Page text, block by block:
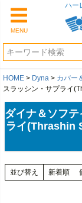
MENU
HOME Dyna カバー
スラッシン・サプライ
ダイナ＆ソフ
ライ(Thrashin
並び替え 新着順